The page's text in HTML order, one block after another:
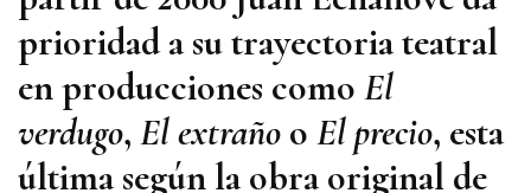
prioridad a su trayectoria teatral
en producciones como El
verdugo, El extraño o El precio, esta
última según la obra original de